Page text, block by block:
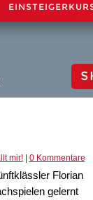
mir!| 0 Kommentare
Florian
gelernt